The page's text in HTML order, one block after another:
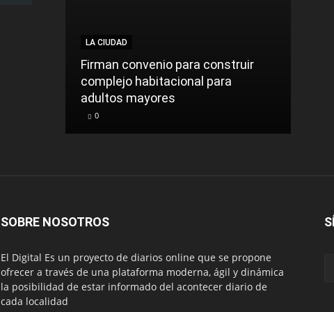
LA CIUDAD
Firman convenio para construir
complejo habitacional para
adultos mayores
0
SOBRE NOSOTROS
El Digital Es un proyecto de diarios online que se propone
ofrecer a través de una plataforma moderna, ágil y dinámica
la posibilidad de estar informado del acontecer diario de
cada localidad